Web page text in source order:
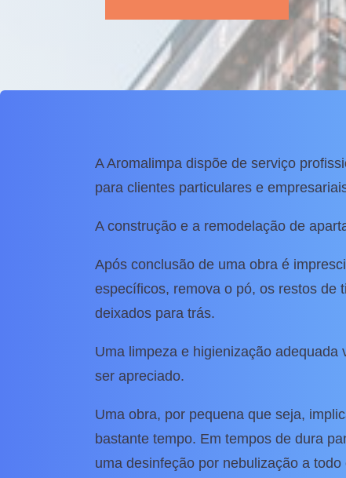
A Aromalimpa dispõe de serviço
para clientes particulares e
A construção e a remodelação de
Após conclusão de uma obra é
específicos, remova o pó, os restos de
deixados para trás.
Uma limpeza e higienização
ser apreciado.
Uma obra, por pequena que seja,
bastante tempo. Em tempos de dura
uma desinfeção por nebulização a